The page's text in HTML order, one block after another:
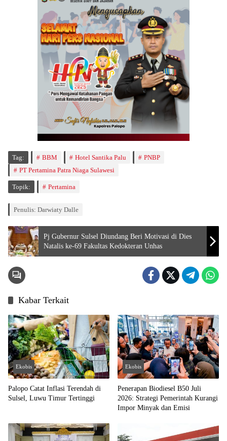
Tag: BBM Hotel Santika Palu
PNBP
PT Pertamina Patra Niaga Sulawesi
Topik: Pertamina
Penulis: Darwiaty Dalle
Pj Gubernur Sulsel Diundang Beri Motivasi di Dies
Natalis ke-69 Fakultas Kedokteran Unhas
Kabar Terkait
Ekobis
Palopo Catat Inflasi Terendah di
Sulsel, Luwu Timur Tertinggi
Ekobis
Penerapan Biodiesel B50 Juli
2026: Strategi Pemerintah Kurangi
Impor Minyak dan Emisi